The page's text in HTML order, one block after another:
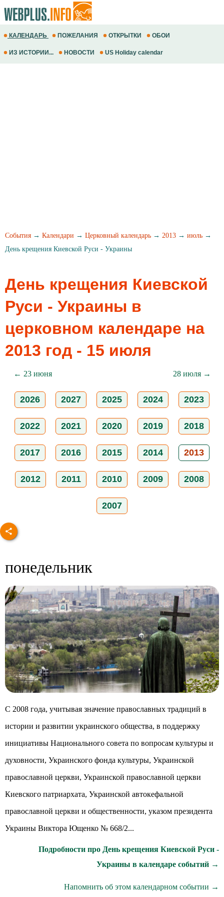
КАЛЕНДАРЬ ПОЖЕЛАНИЯ ОТКРЫТКИ ОБОИ
ИЗ ИСТОРИИ... НОВОСТИ US Holiday calendar
События → Календари → Церковный календарь → 2013 → июль →
День крещения Киевской Руси - Украины
День крещения Киевской
Руси - Украины в
церковном календаре на
2013 год - 15 июля
← 23 июня 28 июля →
2026 2027 2025 2024 2023
2022 2021 2020 2019 2018
2017 2016 2015 2014 2013
2012 2011 2010 2009 2008
2007
понедельник
С 2008 года, учитывая значение православных традиций в
истории и развитии украинского общества, в поддержку
инициативы Национального совета по вопросам культуры и
духовности, Украинского фонда культуры, Украинской
православной церкви, Украинской православной церкви
Киевского патриархата, Украинской автокефальной
православной церкви и общественности, указом президента
Украины Виктора Ющенко № 668/2...
Подробности про День крещения Киевской Руси -
Украины в календаре событий →
Напомнить об этом календарном событии →